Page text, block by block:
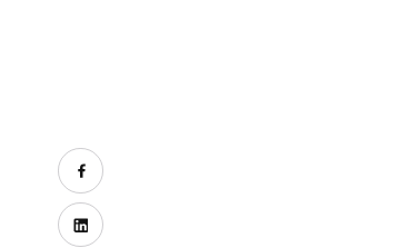
Compartir en Facebook
Compartir en Linkedin